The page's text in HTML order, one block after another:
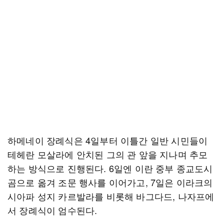
하메네이 장례식은 4일부터 이틀간 일반 시민들이
테헤란 모살라에 안치된 그의 관 앞을 지나며 추모
하는 방식으로 진행된다. 6일엔 이란 중부 종교도시
곰으로 옮겨 조문 행사를 이어가고, 7일은 이라크의
시아파 성지 카르발라를 비롯해 바그다드, 나자프에
서 장례식이 엄수된다.